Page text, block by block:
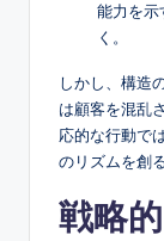
能力を示
く。
しかし、構造
は顧客を混乱
応的な行動で
のリズムを創
戦略